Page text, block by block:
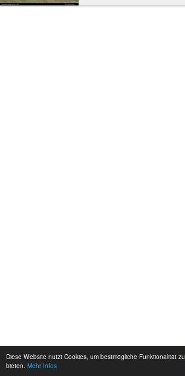
Diese Website nutzt Cookies, um bestmögliche Funktionalität zu
bieten. Mehr Infos
Walsergemeins...